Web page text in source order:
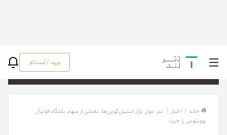
ورود / ثبت‌نام
خانه / اخبار / تتر، غول بازار استیبل‌کوین‌ها، بخشی از سهام باشگاه فوتبال
یوونتوس را خرید